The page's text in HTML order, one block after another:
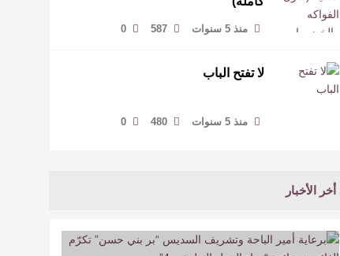
منذ 5 سنوات 587
0
لا تفتح الباب
منذ 5 سنوات 480
0
أخر الأخبار